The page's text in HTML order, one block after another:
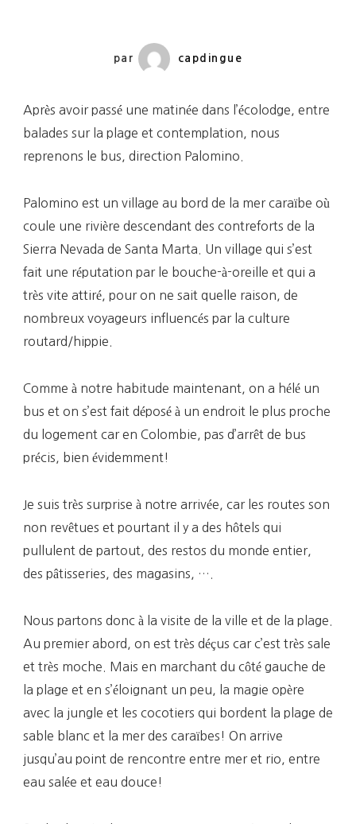
par capdingue
Après avoir passé une matinée dans l’écolodge, entre
balades sur la plage et contemplation, nous
reprenons le bus, direction Palomino.
Palomino est un village au bord de la mer caraïbe où
coule une rivière descendant des contreforts de la
Sierra Nevada de Santa Marta. Un village qui s’est
fait une réputation par le bouche-à-oreille et qui a
très vite attiré, pour on ne sait quelle raison, de
nombreux voyageurs influencés par la culture
routard/hippie.
Comme à notre habitude maintenant, on a hélé un
bus et on s’est fait déposé à un endroit le plus proche
du logement car en Colombie, pas d’arrêt de bus
précis, bien évidemment!
Je suis très surprise à notre arrivée, car les routes son
non revêtues et pourtant il y a des hôtels qui
pullulent de partout, des restos du monde entier,
des pâtisseries, des magasins, ….
Nous partons donc à la visite de la ville et de la plage.
Au premier abord, on est très déçus car c’est très sale
et très moche. Mais en marchant du côté gauche de
la plage et en s’éloignant un peu, la magie opère
avec la jungle et les cocotiers qui bordent la plage de
sable blanc et la mer des caraïbes! On arrive
jusqu’au point de rencontre entre mer et rio, entre
eau salée et eau douce!